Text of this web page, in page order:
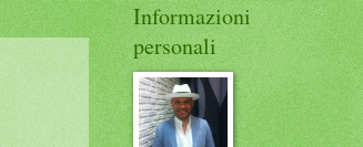
Informazioni
personali